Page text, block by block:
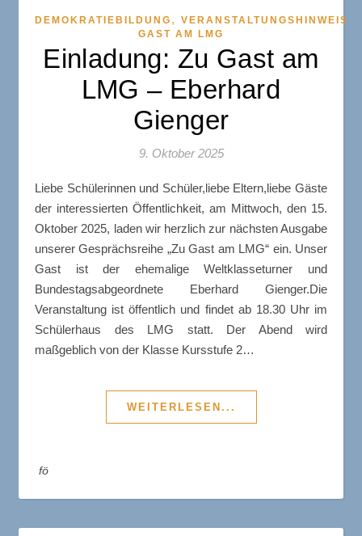
DEMOKRATIEBILDUNG , VERANSTALTUNGSHINWEIS
GAST AM LMG
Einladung: Zu Gast am
LMG – Eberhard
Gienger
9. Oktober 2025
Liebe Schülerinnen und Schüler,liebe Eltern,liebe Gäste
der interessierten Öffentlichkeit, am Mittwoch, den 15.
Oktober 2025, laden wir herzlich zur nächsten Ausgabe
unserer Gesprächsreihe „Zu Gast am LMG“ ein. Unser
Gast ist der ehemalige Weltklasseturner und
Bundestagsabgeordnete Eberhard Gienger.Die
Veranstaltung ist öffentlich und findet ab 18.30 Uhr im
Schülerhaus des LMG statt. Der Abend wird
maßgeblich von der Klasse Kursstufe 2…
WEITERLESEN...
fö